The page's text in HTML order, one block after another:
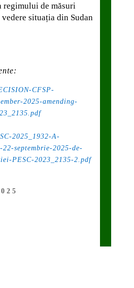
regimului de măsuri
situația din Sudan
CFSP-
2025-amending-
2025_1932-A-
septembrie-2025-de-
PESC-2023_2135-2.pdf